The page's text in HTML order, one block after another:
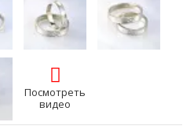
Посмотреть
видео